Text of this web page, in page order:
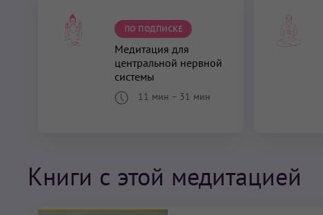
ПО ПОДПИСКЕ
Медитация для
центральной нервной
системы
11 мин – 31 мин
Книги с этой медитацией